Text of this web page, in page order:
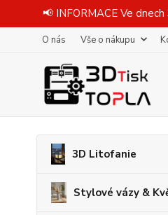
📢 INFORMACE Ve
O nás Vše o nákupu
3D Litofanie
Stylové vázy &